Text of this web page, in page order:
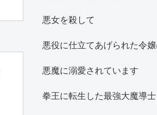
悪女を殺して
悪役に仕立てあげられた令
悪魔に溺愛されています
拳王に転生した最強大魔導士